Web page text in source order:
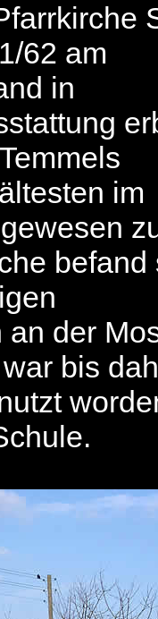
62 am
in
im
befand
an der
bis